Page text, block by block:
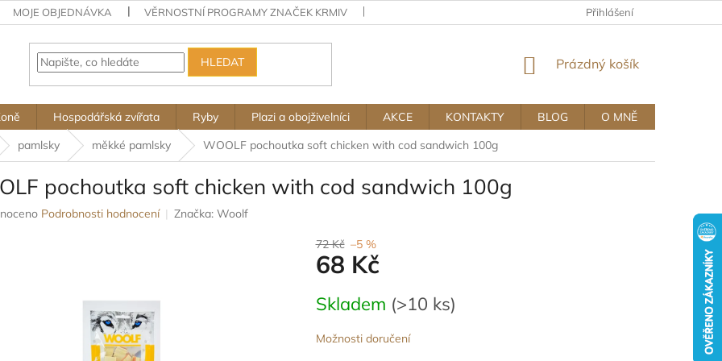
MOJE OBJEDNÁVKA VĚRNOSTNÍ PROGRAMY ZNAČEK KRMIV OBCHODNÍ A REKLAMAČNÍ PODMÍNKY
Přihlášení
HLEDAT
NÁKUPNÍ
Prázdný košík
Hospodářská zvířata Ryby Plazi a obojživelníci AKCE KONTAKTY BLOG
O MNĚ
pamlsky měkké pamlsky WOOLF pochoutka soft chicken with cod sandwich 100g
pochoutka soft chicken with cod sandwich 100g
Podrobnosti hodnocení Značka: Woolf
72 Kč –5 %
68 Kč
cena:
Skladem (>10 ks)
Možnosti doručení